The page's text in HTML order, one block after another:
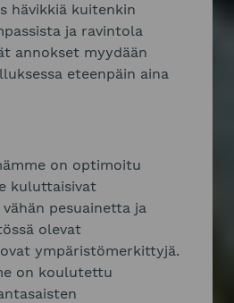
hävikkiä kuitenkin
ja ravintola
annokset myydään
eteenpäin aina
on optimoitu
kuluttaisivat
pesuainetta ja
olevat
ympäristömerkittyjä.
on koulutettu